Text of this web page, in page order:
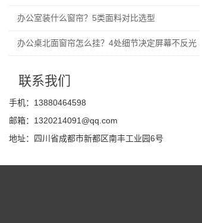
办公室装什么窗帘？5类面料对比选型
办公桌北面窗帘怎么挂？4处细节决定屏幕不反光
联系我们
手机：13880464598
邮箱：1320214091@qq.com
地址：四川省成都市新都区南丰工业园6号